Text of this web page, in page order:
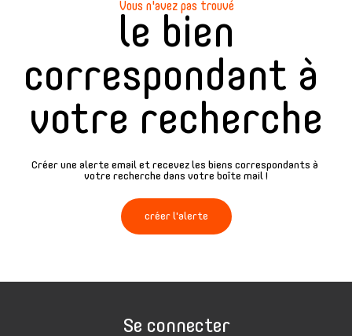
Vous n'avez pas trouvé
le bien
correspondant à
votre recherche
Créer une alerte email et recevez les biens correspondants à
votre recherche dans votre boîte mail !
créer l'alerte
Se connecter